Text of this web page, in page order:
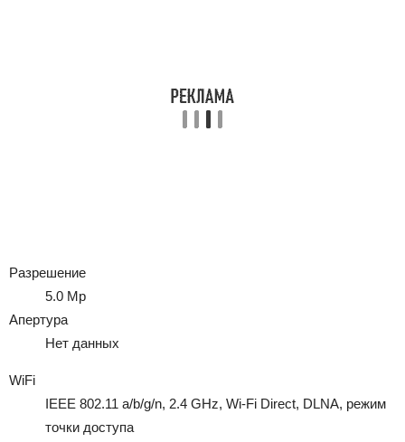
Разрешение
5.0 Mp
Апертура
Нет данных
WiFi
IEEE 802.11 a/b/g/n, 2.4 GHz, Wi-Fi Direct, DLNA, режим
точки доступа